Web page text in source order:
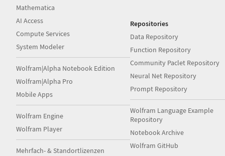
Mathematica
AI Access
Compute Services
System Modeler
Wolfram|Alpha Notebook Edition
Wolfram|Alpha Pro
Mobile Apps
Wolfram Engine
Wolfram Player
Mehrfach- & Standortlizenzen
Repositories
Data Repository
Function Repository
Community Paclet Repository
Neural Net Repository
Prompt Repository
Wolfram Language Example
Repository
Notebook Archive
Wolfram GitHub